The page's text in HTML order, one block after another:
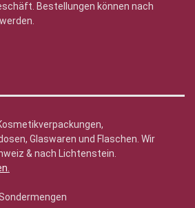
Bestellungen können nach
Glaswaren und Flaschen. Wir
& nach Lichtenstein.
.